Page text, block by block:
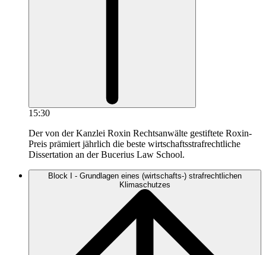
15:30
Der von der Kanzlei Roxin Rechtsanwälte gestiftete Roxin-
Preis prämiert jährlich die beste wirtschaftsstrafrechtliche
Dissertation an der Bucerius Law School.
Block I - Grundlagen eines (wirtschafts-) strafrechtlichen
Klimaschutzes